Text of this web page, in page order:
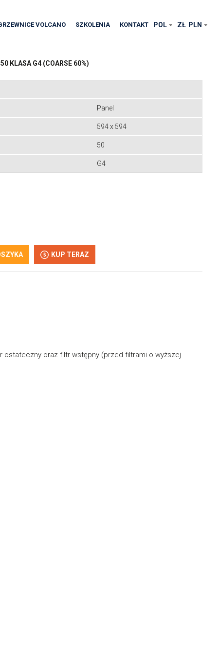
VOLCANO SZKOLENIA KONTAKT POL ZŁ PLN
KLASA G4 (COARSE 60%)
Panel
594 x 594
50
G4
KUP TERAZ
oraz filtr wstępny (przed filtrami o wyższej